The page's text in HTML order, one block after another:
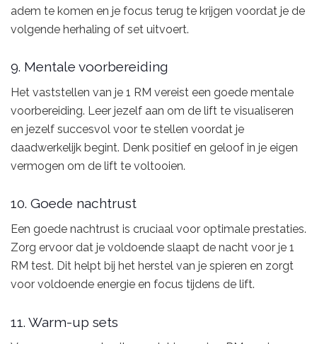
adem te komen en je focus terug te krijgen voordat je de
volgende herhaling of set uitvoert.
9. Mentale voorbereiding
Het vaststellen van je 1 RM vereist een goede mentale
voorbereiding. Leer jezelf aan om de lift te visualiseren
en jezelf succesvol voor te stellen voordat je
daadwerkelijk begint. Denk positief en geloof in je eigen
vermogen om de lift te voltooien.
10. Goede nachtrust
Een goede nachtrust is cruciaal voor optimale prestaties.
Zorg ervoor dat je voldoende slaapt de nacht voor je 1
RM test. Dit helpt bij het herstel van je spieren en zorgt
voor voldoende energie en focus tijdens de lift.
11. Warm-up sets